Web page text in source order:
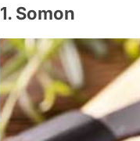
1. Somon